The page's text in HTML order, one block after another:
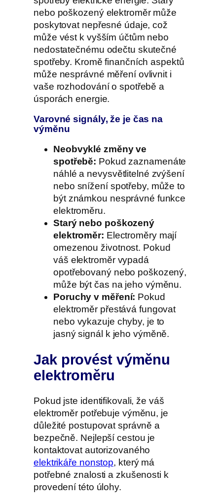
nebo poškozený elektroměr může
poskytovat nepřesné údaje, což
může vést k vyšším účtům nebo
nedostatečnému odečtu skutečné
spotřeby. Kromě finančních aspektů
může nesprávné měření ovlivnit i
vaše rozhodování o spotřebě a
úsporách energie.
Varovné signály, že je čas na
výměnu
Neobvyklé změny ve
spotřebě: Pokud zaznamenáte
náhlé a nevysvětlitelné zvýšení
nebo snížení spotřeby, může to
být známkou nesprávné funkce
elektroměru.
Starý nebo poškozený
elektroměr: Electroměry mají
omezenou životnost. Pokud
váš elektroměr vypadá
opotřebovaný nebo poškozený,
může být čas na jeho výměnu.
Poruchy v měření: Pokud
elektroměr přestává fungovat
nebo vykazuje chyby, je to
jasný signál k jeho výměně.
Jak provést výměnu
elektroměru
Pokud jste identifikovali, že váš
elektroměr potřebuje výměnu, je
důležité postupovat správně a
bezpečně. Nejlepší cestou je
kontaktovat autorizovaného
elektrikáře nonstop, který má
potřebné znalosti a zkušenosti k
provedení této úlohy.